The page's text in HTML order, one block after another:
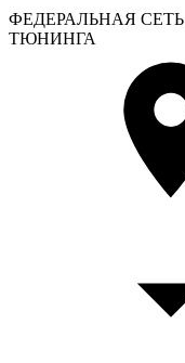
ФЕДЕРАЛЬНАЯ СЕТЬ
ТЮНИНГА